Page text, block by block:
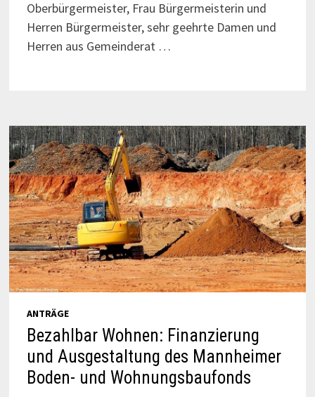
Oberbürgermeister, Frau Bürgermeisterin und
Herren Bürgermeister, sehr geehrte Damen und
Herren aus Gemeinderat …
ANTRÄGE
Bezahlbar Wohnen: Finanzierung
und Ausgestaltung des Mannheimer
Boden- und Wohnungsbaufonds